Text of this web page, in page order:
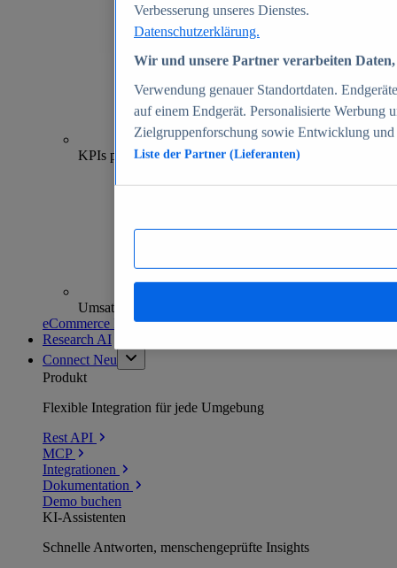
70+
KPIs pro Shop
Umsatzanalysen und -prognosen
eCommerce Insights entdecken
Research AI
Connect Neu
Produkt
Flexible Integration für jede Umgebung
Rest API
MCP
Integrationen
Dokumentation
Demo buchen
KI-Assistenten
Schnelle Antworten, menschengeprüfte Insights
Verbesserung unseres Dienstes.
Datenschutzerklärung.
Wir und unsere Partner verarbeiten
Verwendung genauer Standortdaten.
auf einem Endgerät. Personalisierte Werbung
Zielgruppenforschung sowie Entwicklung
Liste der Partner (Lieferanten)